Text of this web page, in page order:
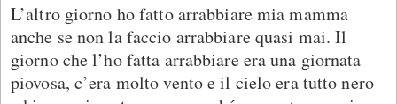
L’altro giorno ho fatto arrabbiare mia mamma
anche se non la faccio arrabbiare quasi mai. Il
giorno che l’ho fatta arrabbiare era una giornata
piovosa, c’era molto vento e il cielo era tutto nero